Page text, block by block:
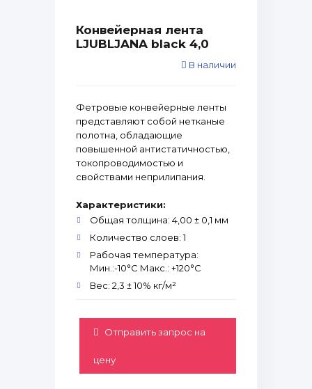
Конвейерная лента
LJUBLJANA black 4,0
В наличии
Фетровые конвейерные ленты
представляют собой нетканые
полотна, обладающие
повышенной антистатичностью,
токопроводимостью и
свойствами неприлипания.
Характеристики:
Общая толщина: 4,00 ± 0,1 мм
Количество слоев: 1
Рабочая температура:
Мин.:-10°С Макс.: +120°С
Вес: 2,3 ± 10% кг/м²
Отправить запрос на
цену